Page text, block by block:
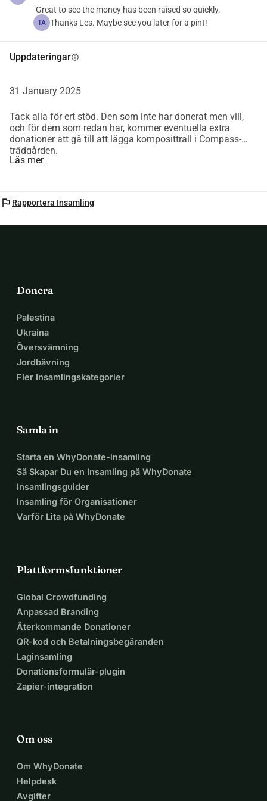
För att tacka våra supportrar:
En inbjudan till vår "Tack"-fest när vi har nått vårt mål.
The Compass har varit en del av det lokala livet i över 10
*För donationer över £5, 1 flaska per person så länge lagret
räcker.
Great to see the money has been raised so quickly.
TA Thanks Les. Maybe see you later for a pint!
Uppdateringarinfo
31 January 2025
Tack alla för ert stöd. Den som inte har donerat men vill,
och för dem som redan har, kommer eventuella extra
donationer att gå till att lägga komposittrall i Compass-
trädgården.
Läs mer
flag Rapportera Insamling
Donera
Palestina
Ukraina
Översvämning
Jordbävning
Fler Insamlingskategorier
Samla in
Starta en WhyDonate-insamling
Så Skapar Du en Insamling på WhyDonate
Insamlingsguider
Insamling för Organisationer
Varför Lita på WhyDonate
Plattformsfunktioner
Global Crowdfunding
Anpassad Branding
Återkommande Donationer
QR-kod och Betalningsbegäranden
Laginsamling
Donationsformulär-plugin
Zapier-integration
Om oss
Om WhyDonate
Helpdesk
Avgifter